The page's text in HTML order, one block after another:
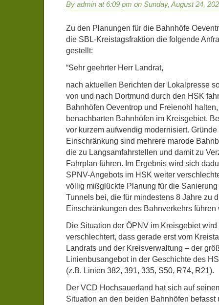
By admin at 6:09 pm on Sunday, August 24,
Zu den Planungen für die Bahnhöfe
die SBL-Kreistagsfraktion die folgende
gestellt:
“Sehr geehrter Herr Landrat,
nach aktuellen Berichten der Lokalpresse
von und nach Dortmund durch den HSK
Bahnhöfen Oeventrop und Freienohl
benachbarten Bahnhöfen im Kreisgebiet.
vor kurzem aufwendig modernisiert.
Einschränkung sind mehrere marode
die zu Langsamfahrstellen und damit zu
Fahrplan führen. Im Ergebnis wird sich
SPNV-Angebots im HSK weiter
völlig mißglückte Planung für die
Tunnels bei, die für mindestens 8 Jahre zu
Einschränkungen des Bahnverkehrs führen
Die Situation der ÖPNV im Kreisgebiet
verschlechtert, dass gerade erst vom
Landrats und der Kreisverwaltung – der
Linienbusangebot in der Geschichte des
(z.B. Linien 382, 391, 335, S50, R74, R21).
Der VCD Hochsauerland hat sich auf
Situation an den beiden Bahnhöfen befasst